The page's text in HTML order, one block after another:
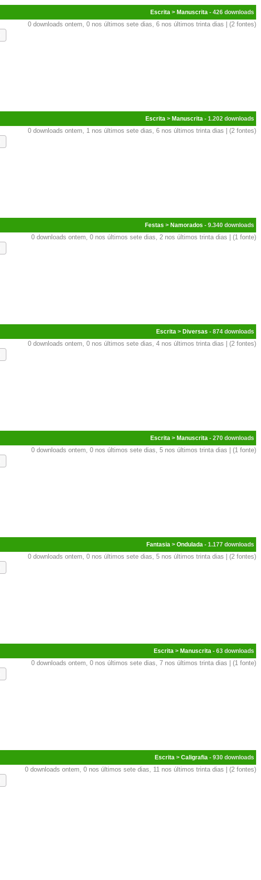
Escrita > Manuscrita - 426
0 downloads ontem, 0 nos últimos sete dias, 6 nos últimos trinta dias | (2 fontes)
Escrita > Manuscrita - 1.202
0 downloads ontem, 1 nos últimos sete dias, 6 nos últimos trinta dias | (2 fontes)
Festas > Namorados - 9.340
0 downloads ontem, 0 nos últimos sete dias, 2 nos últimos trinta dias | (1 fonte)
Escrita > Diversas - 874
0 downloads ontem, 0 nos últimos sete dias, 4 nos últimos trinta dias | (2 fontes)
Escrita > Manuscrita - 270
0 downloads ontem, 0 nos últimos sete dias, 5 nos últimos trinta dias | (1 fonte)
Fantasia > Ondulada - 1.177
0 downloads ontem, 0 nos últimos sete dias, 5 nos últimos trinta dias | (2 fontes)
Escrita > Manuscrita - 63
0 downloads ontem, 0 nos últimos sete dias, 7 nos últimos trinta dias | (1 fonte)
Escrita > Caligrafia - 930
0 downloads ontem, 0 nos últimos sete dias, 11 nos últimos trinta dias | (2 fontes)